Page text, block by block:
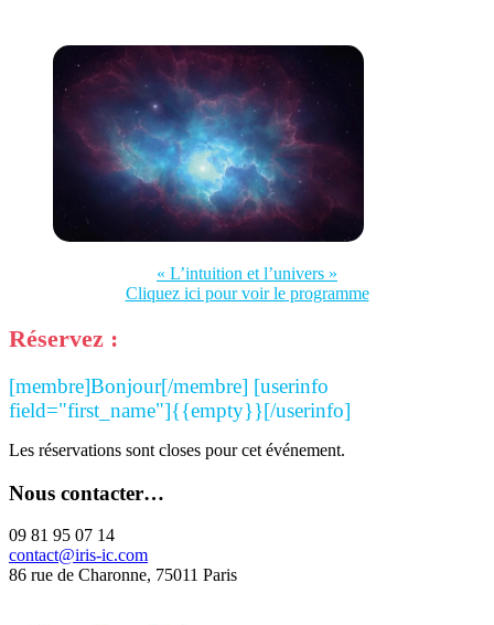
« L’intuition et l’univers »
Cliquez ici pour voir le programme
Réservez :
[membre]Bonjour[/membre] [userinfo
field="first_name"]{{empty}}[/userinfo]
Les réservations sont closes pour cet événement.
Nous contacter…
09 81 95 07 14
contact@iris-ic.com
86 rue de Charonne, 75011 Paris